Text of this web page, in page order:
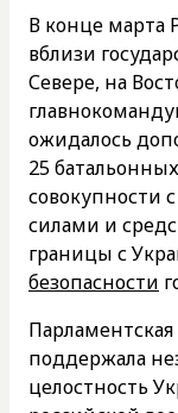
В конце марта
вблизи
Севере, на
ожидалось
25
совокупности
силами и
границы с
безопасности
поддержала
целостность